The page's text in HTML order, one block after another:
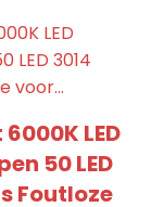
6000K LED
50 LED
Foutloze